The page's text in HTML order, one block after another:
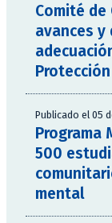
Comité
avances
Publicado el 05
Programa
500
mental